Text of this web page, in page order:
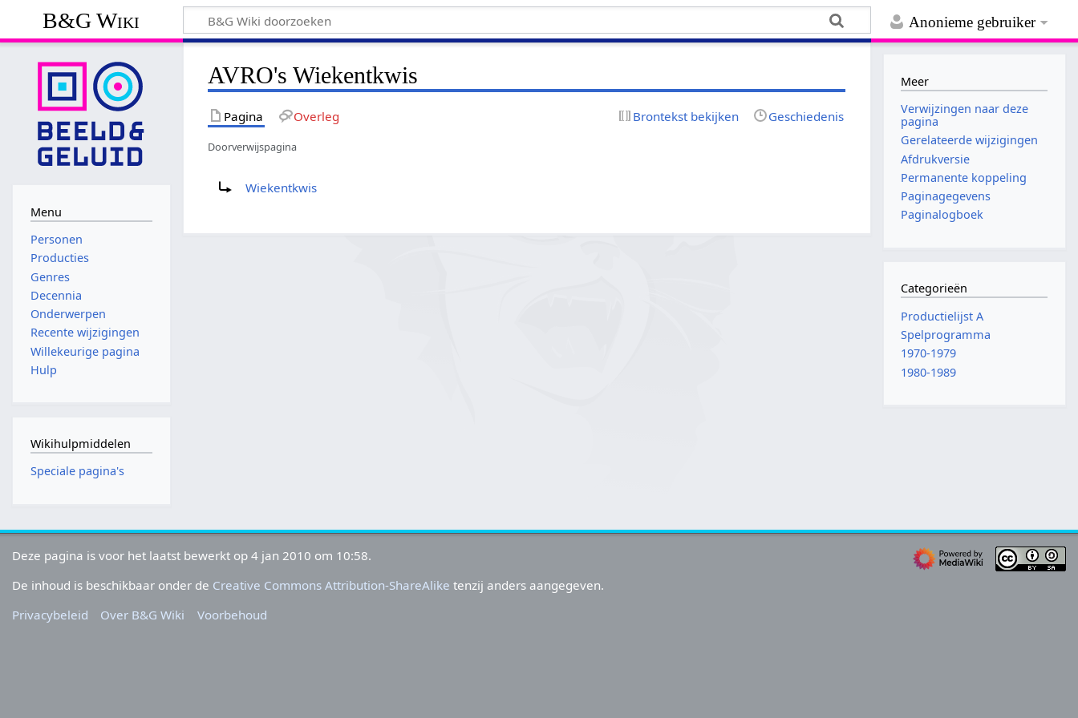
Anonieme gebruiker
B&G Wiki
AVRO's Wiekentkwis
Pagina Overleg Brontekst bekijken Geschiedenis
Doorverwijspagina
Wiekentkwis
Menu
Personen
Producties
Genres
Decennia
Onderwerpen
Recente wijzigingen
Willekeurige pagina
Hulp
Wikihulpmiddelen
Speciale pagina's
Meer
Verwijzingen naar deze
pagina
Gerelateerde wijzigingen
Afdrukversie
Permanente koppeling
Paginagegevens
Paginalogboek
Categorieën
Productielijst A
Spelprogramma
1970-1979
1980-1989
Deze pagina is voor het laatst bewerkt op 4 jan 2010 om 10:58.
De inhoud is beschikbaar onder de Creative Commons Attribution-ShareAlike tenzij anders aangegeven.
Privacybeleid
Over B&G Wiki Voorbehoud